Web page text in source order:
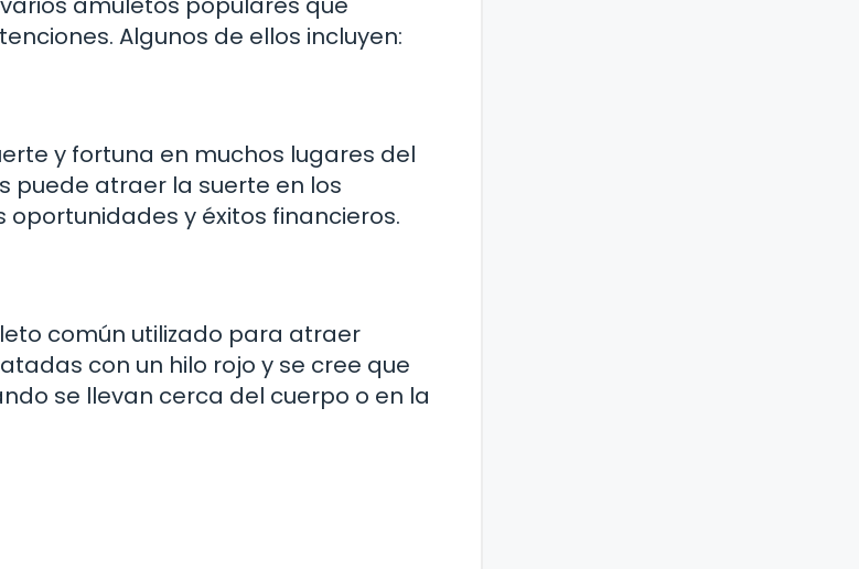
Algunos de ellos incluyen:
y fortuna en muchos lugares del
puede atraer la suerte en los
y éxitos financieros.
común utilizado para atraer
con un hilo rojo y se cree que
se llevan cerca del cuerpo o en la